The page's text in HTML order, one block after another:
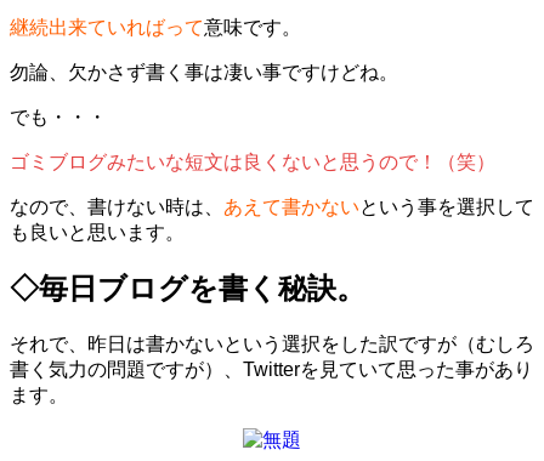
継続出来ていればって意味です。
勿論、欠かさず書く事は凄い事ですけどね。
でも・・・
ゴミブログみたいな短文は良くないと思うので！（笑）
なので、書けない時は、 あえて書かないという事を選択して
も良いと思います。
◇毎日ブログを書く秘訣。
それで、昨日は書かないという選択をした訳ですが（むしろ
書く気力の問題ですが）、Twitterを見ていて思った事があり
ます。